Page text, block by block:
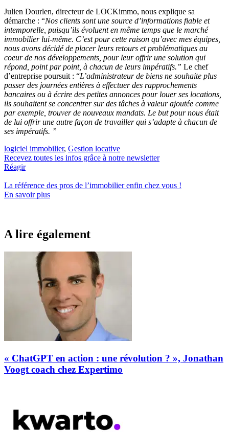
Julien Dourlen, directeur de LOCKimmo, nous explique sa
démarche : “Nos clients sont une source d’informations fiable et
intemporelle, puisqu’ils évoluent en même temps que le marché
immobilier lui-même. C’est pour cette raison qu’avec mes équipes,
nous avons décidé de placer leurs retours et problématiques au
coeur de nos développements, pour leur offrir une solution qui
répond, point par point, à chacun de leurs impératifs.” Le chef
d’entreprise poursuit : “L’administrateur de biens ne souhaite plus
passer des journées entières à effectuer des rapprochements
bancaires ou à écrire des petites annonces pour louer ses locations,
ils souhaitent se concentrer sur des tâches à valeur ajoutée comme
par exemple, trouver de nouveaux mandats. Le but pour nous était
de lui offrir une autre façon de travailler qui s’adapte à chacun de
ses impératifs. ”
logiciel immobilier, Gestion locative
Recevez toutes les infos grâce à notre newsletter
Réagir
La référence des pros de l’immobilierenfin chez vous !
En savoir plus
A lire également
« ChatGPT en action : une révolution ? », Jonathan
Voogt coach chez Expertimo